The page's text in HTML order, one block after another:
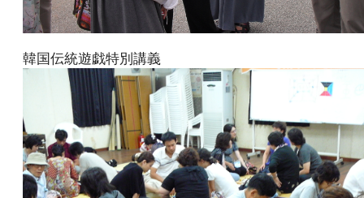
韓国伝統遊戯特別講義